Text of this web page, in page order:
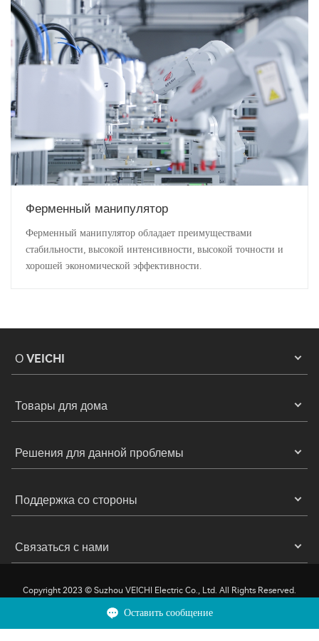
Ферменный манипулятор
Ферменный манипулятор обладает преимуществами
стабильности, высокой интенсивности, высокой точности и
хорошей экономической эффективности.
О VEICHI
Товары для дома
Решения для данной проблемы
Поддержка со стороны
Связаться с нами
Copyright 2023 © Suzhou VEICHI Electric Co., Ltd. All Rights Reserved.
Конфиденциальность Условия эксплуатации
Оставить сообщение